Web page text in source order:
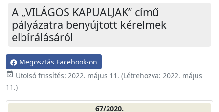
A „VILÁGOS KAPUALJAK” című
pályázatra benyújtott kérelmek
elbírálásáról
Megosztás Facebook-on
event_available Utolsó frissítés: 2022. május 11. (Létrehozva: 2022. május
11.)
67/2020.